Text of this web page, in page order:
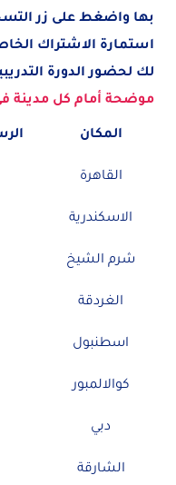
بها واضغط على زر
استمارة الاشتراك
لك لحضور الدورة
موضحة أمام كل مدينة
المكان
القاهرة
الاسكندرية
شرم الشيخ
الغردقة
اسطنبول
كوالالمبور
دبي
الشارقة